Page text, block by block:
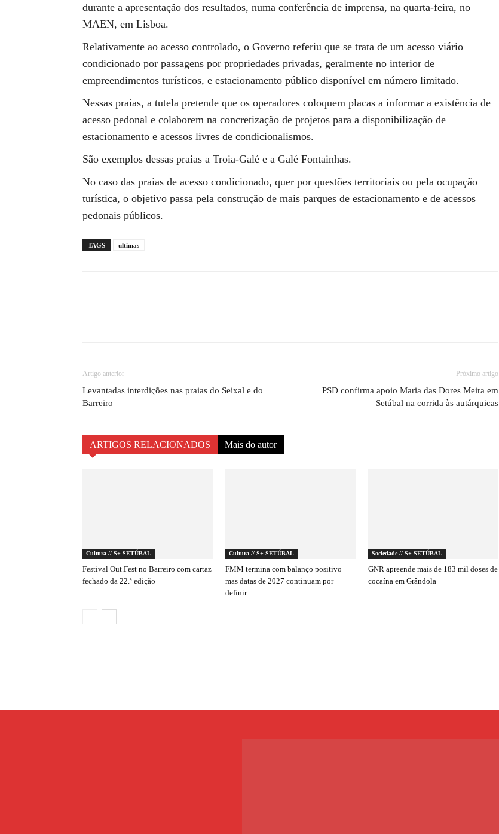
durante a apresentação dos resultados, numa conferência de imprensa, na quarta-feira, no
MAEN, em Lisboa.
Relativamente ao acesso controlado, o Governo referiu que se trata de um acesso viário
condicionado por passagens por propriedades privadas, geralmente no interior de
empreendimentos turísticos, e estacionamento público disponível em número limitado.
Nessas praias, a tutela pretende que os operadores coloquem placas a informar a existência de
acesso pedonal e colaborem na concretização de projetos para a disponibilização de
estacionamento e acessos livres de condicionalismos.
São exemplos dessas praias a Troia-Galé e a Galé Fontainhas.
No caso das praias de acesso condicionado, quer por questões territoriais ou pela ocupação
turística, o objetivo passa pela construção de mais parques de estacionamento e de acessos
pedonais públicos.
TAGS ultimas
Artigo anterior
Levantadas interdições nas praias do Seixal e do
Barreiro
Próximo artigo
PSD confirma apoio Maria das Dores Meira em
Setúbal na corrida às autárquicas
ARTIGOS RELACIONADOS Mais do autor
Cultura // S+ SETÚBAL
Festival Out.Fest no Barreiro com cartaz
fechado da 22.ª edição
Cultura // S+ SETÚBAL
FMM termina com balanço positivo
mas datas de 2027 continuam por
definir
Sociedade // S+ SETÚBAL
GNR apreende mais de 183 mil doses de
cocaína em Grândola